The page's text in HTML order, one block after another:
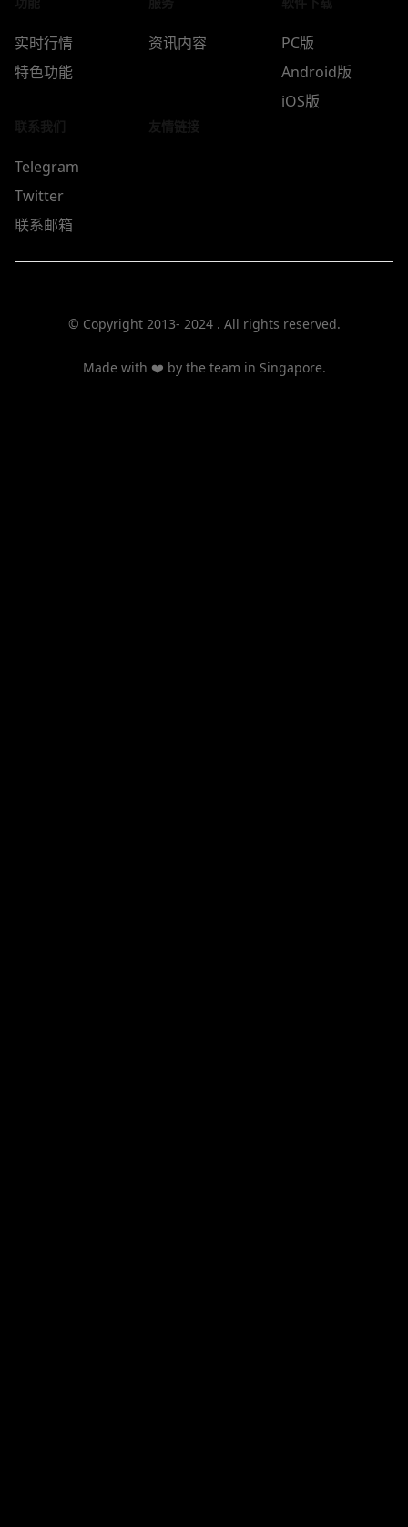
实时行情
特色功能
资讯内容
PC版
Android版
iOS版
Telegram
Twitter
联系邮箱
© Copyright 2013- 2024 . All rights reserved.
Made with ❤️ by the team in Singapore.